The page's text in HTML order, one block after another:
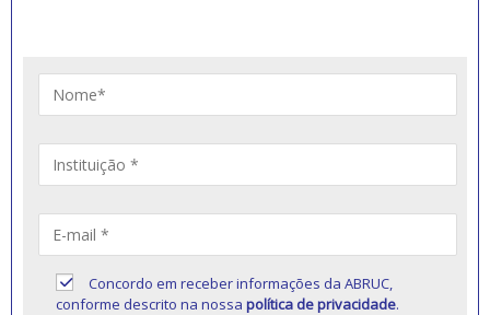
Concordo em receber informações da ABRUC,
conforme descrito na nossapolítica de privacidade.